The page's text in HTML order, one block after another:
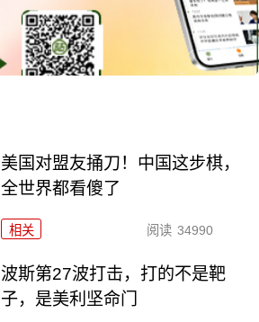
美国对盟友捅刀！中国这步棋，
全世界都看傻了
相关 阅读 34990
波斯第27波打击，打的不是靶
子，是美利坚命门